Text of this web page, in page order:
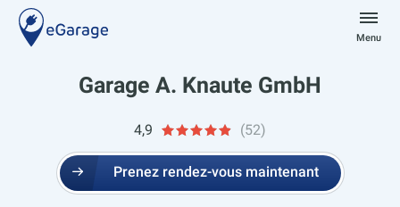
Aller
contenu
Menu
Garage A. Knaute GmbH
4,9 (52)
Prenez rendez-vous maintenant